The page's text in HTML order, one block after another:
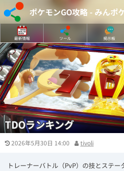
ポケモンGO攻略 - みんポ
最新情報 ツール 掲示板
TDOランキング
2026年5月30日 14:00 tivoli
トレーナーバトル（PvP）の技とステー